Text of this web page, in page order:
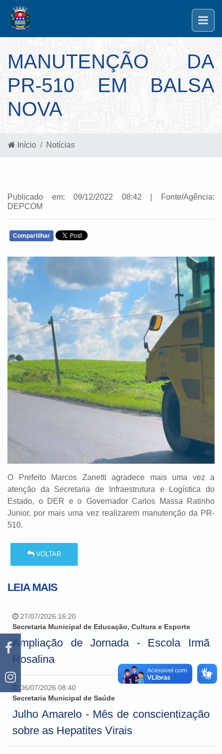
MANUTENÇÃO DA
PR-510 EM BALSA
NOVA
Início Notícias
Publicado em: 09/12/2022 08:42 | Fonte/Agência:
DEPCOM
Compartilhar
O Prefeito Marcos Zanetti agradece mais uma vez a
atenção da Secretaria de Infraestrutura e Logística do
Estado, o DER e o Governador Carlos Massa Ratinho
Junior, por mais uma vez realizarem manutenção da PR-
510.
VOLTAR
LEIA MAIS
27/07/2026 16:20
Secretaria Municipal de Educação, Cultura e Esporte
Ampliação de Jornada - Escola Irmã
Rosalina
06/07/2026 08:40
Secretaria Municipal de Saúde
Julho Amarelo - Mês de conscientização
sobre as Hepatites Virais